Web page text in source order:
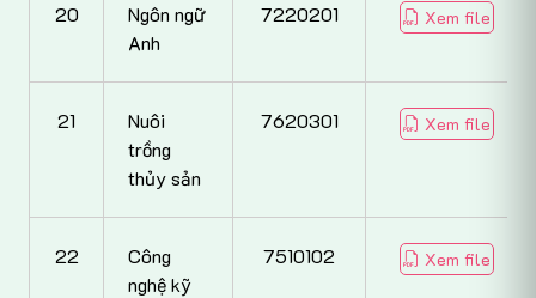
20
Ngôn ngữ
Anh
7220201 Xem file
21
Nuôi
trồng
thủy sản
7620301 Xem file
22
Công
nghệ kỹ
7510102 Xem file